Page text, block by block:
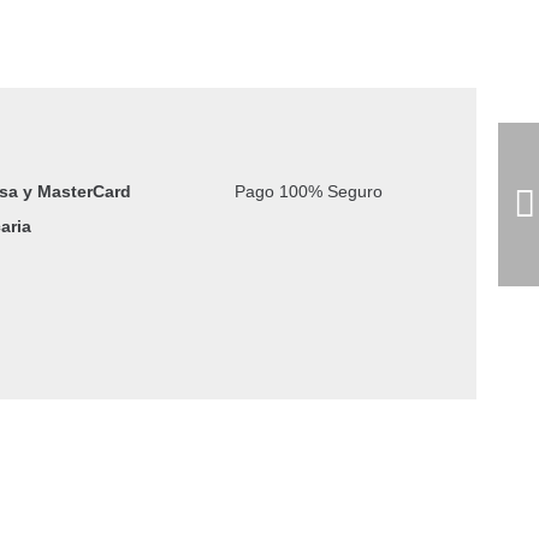
la inducción del colgante.
en tiempo real y recibir instrucciones por voz
y MasterCard
Pago 100% Seguro